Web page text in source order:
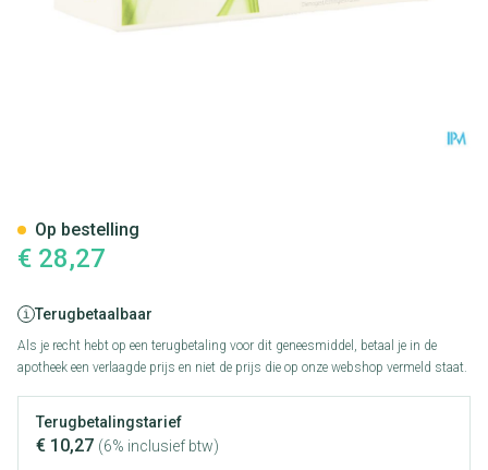
€ 28,27
Terugbetaalbaar
Als je recht hebt op een terugbetaling voor dit geneesmiddel, betaal je in de
apotheek een verlaagde prijs en niet de prijs die op onze webshop vermeld staat.
Terugbetalingstarief
€ 10,27 (6% inclusief btw)
Op bestelling